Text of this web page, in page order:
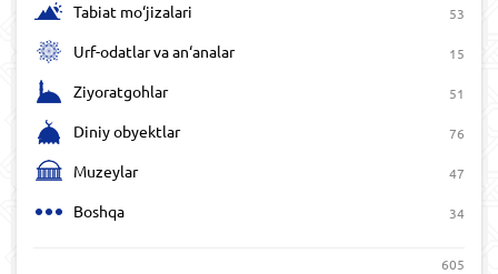
Tabiat mo‘jizalari 53
Urf-odatlar va an‘analar 15
Ziyoratgohlar 51
Diniy obyektlar 76
Muzeylar 47
Boshqa 34
605